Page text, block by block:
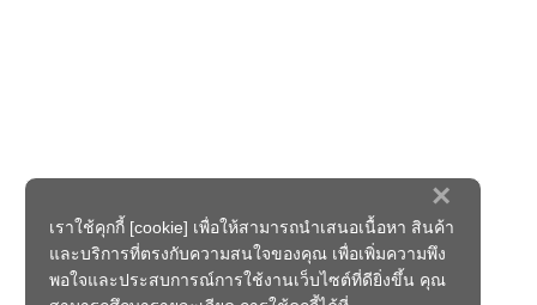
×
เราใช้คุกกี้ [cookie] เพื่อให้สามารถนำเสนอเนื้อหา สินค้า
และบริการที่ตรงกับความสนใจของคุณ เพื่อเพิ่มความพึง
พอใจและประสบการณ์การใช้งานเว็บไซต์ที่ดียิ่งขึ้น คุณ